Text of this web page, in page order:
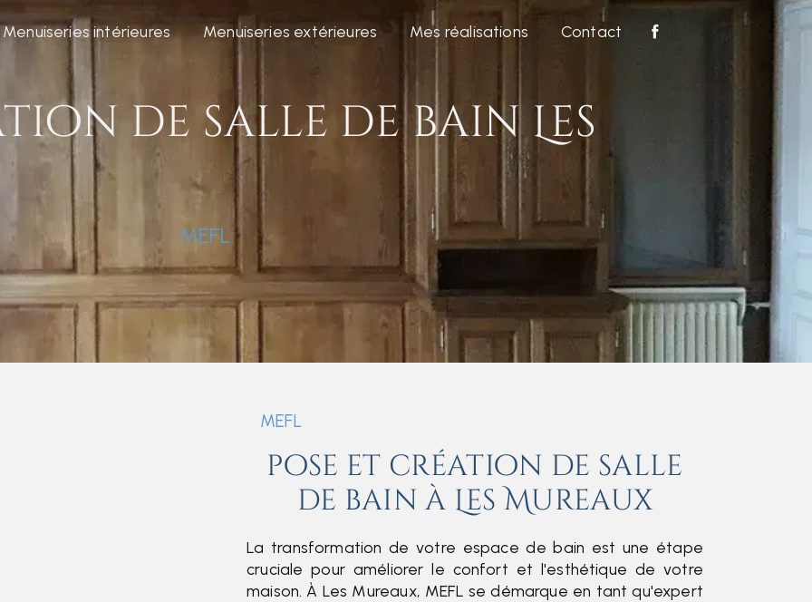
Menuiseries intérieures Menuiseries extérieures Mes réalisations Contact
de salle de bain Les
MEFL
MEFL
pose et création de salle
de bain à Les Mureaux
La transformation de votre espace de bain est une étape
cruciale pour améliorer le confort et l'esthétique de votre
maison. À Les Mureaux, MEFL se démarque en tant qu'expert